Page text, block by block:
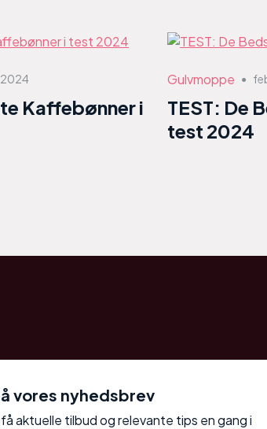
Kaffebønner i
Gulvmoppe ●
TEST: De
test 2024
vores nyhedsbrev
aktuelle tilbud og relevante tips en gang i